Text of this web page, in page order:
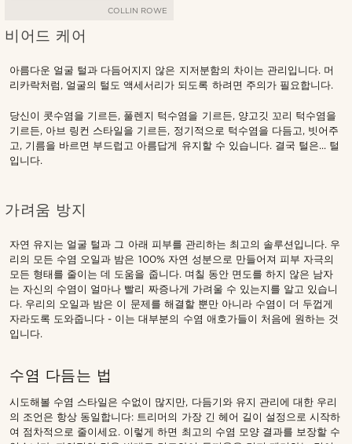
COLLIN ROWE
비어드 케어
아름다운 얼굴 털과 다듬어지지 않은 지저분함의 차이는 관리입니다. 머
리카락처럼, 얼굴의 털도 액세서리가 되도록 하려면 주의가 필요합니다.
당신이 콧수염을 기르든, 풀렌지 턱수염을 기르든, 양고깃 꼬리 턱수염을
기르든, 아브 링컨 스타일을 기르든, 정기적으로 턱수염을 다듬고, 빗어주
고, 기름을 바르면 부드럽고 아름답게 유지할 수 있습니다. 결국 털은... 털
입니다.
가려움 방지
자연 유지는 얼굴 털과 그 아래 피부를 관리하는 최고의 솔루션입니다. 우
리의 모든 수염 오일과 밤은 100% 자연 성분으로 만들어져 피부 자극의
모든 형태를 줄이는 데 도움을 줍니다. 며칠 동안 면도를 하지 않은 남자
는 자신의 수염이 얼마나 빨리 짜증나게 가려울 수 있는지를 알고 있습니
다. 우리의 오일과 밤은 이 문제를 해결할 뿐만 아니라 수염이 더 두껍게
자라도록 도와줍니다 - 이는 대부분의 수염 애호가들이 처음에 원하는 것
입니다.
수염 다듬는 법
시도해볼 수염 스타일은 수없이 많지만, 다듬기와 유지 관리에 대한 우리
의 조언은 항상 동일합니다: 트리머의 가장 긴 헤어 길이 설정으로 시작하
여 점차적으로 줄이세요. 이렇게 하면 최고의 수염 모양 결과를 보장할 수